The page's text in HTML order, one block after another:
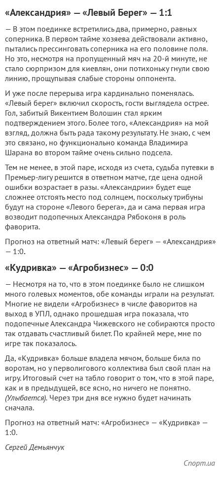
«Александрия» — «Левый Берег» — 1:1
— В этом поединке встретились два, примерно, равных
соперника. В первом тайме хозяева действовали активно,
пытались прессинговать соперника на его половине поля.
Но это, несмотря на пропущенный мяч на 20-й минуте, не
стало сюрпризом для киевлян, они потихоньку гнули свою
линию, прощупывая слабые стороны оппонента.
И уже после перерыва игра кардинально поменялась.
«Левый берег» включил скорость, гости выглядела острее.
Гол, забитый Викентием Волошин стал ярким
подтверждением этого. Более того, «Александрия» на мой
взгляд, должна быть рада такому результату. Не знаю, с чем
это связано, но функционально команда Владимира
Шарана во втором тайме очень сильно подсела.
Тем не менее, в этой паре, исходя из счета, судьба путевки в
Премьер-лигу решится в ответном матче, где цена одной
ошибки возрастает в разы. «Александрии» будет еще
сложнее отстоять место под солнцем, поскольку трибуны
будут на стороне «Левого берега», да и сама первая игра
возводит подопечных Александра Рябоконя в роль
фаворита.
Прогноз на ответный матч: «Левый берег» — «Александрия»
— 1:0.
«Кудривка» — «Агробизнес» — 0:0
— Несмотря на то, что в этом поединке было не слишком
много голевых моментов, обе команды играли на результат.
Многие не видели «Агробизнес» в числе фаворитов на
выход в УПЛ, однако прошедшая игра показала, что
подопечные Александра Чижевского не собираются просто
так отдавать счастливый билет. По крайней мере, мне по
игре так показалось.
Да, «Кудривка» больше владела мячом, больше била по
воротам, но у перволигового коллектива был свой план на
игру. Итоговый счет на табло говорит о том, что в этой паре,
как и в предыдущей, все ясно, но ничего не понятно.
(Улыбается). Через три дня все нужно будет начинать
сначала.
Прогноз на ответный матч: «Агробизнес» — «Кудривка» —
1:0.
Сергей Демьянчук
Спорт.ua